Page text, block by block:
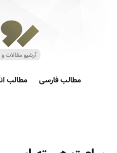
مطالب فارسی مطالب